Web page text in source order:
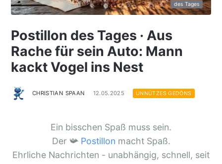
des Tages
Postillon des Tages · Aus
Rache für sein Auto: Mann
kackt Vogel ins Nest
CHRISTIAN SPAAN 12.05.2025 UNNÜTZES GEDÖNS
Ein bisschen Spaß muss sein.
Der 📯 Postillon macht Spaß.
Ehrliche Nachrichten - unabhängig, schnell, seit